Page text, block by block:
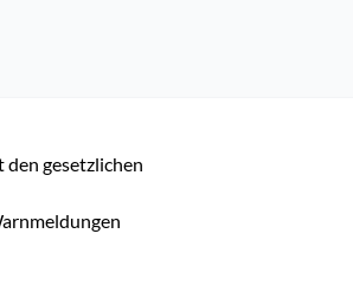
gesetzlichen